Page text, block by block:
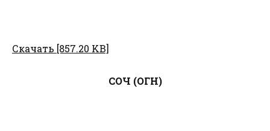
Скачать [857.20 KB]
СОЧ (ОГН)